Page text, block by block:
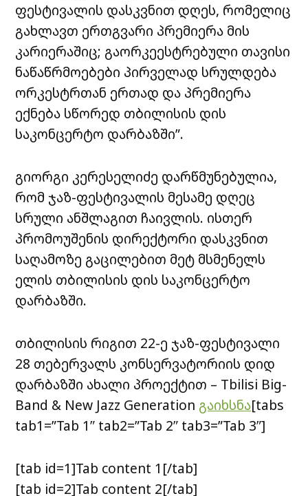
ფესტივალის დასკვნით დღეს, რომელიც
გახლავთ ერთგვარი პრემიერა მის
კარიერაშიც; გაორკეესტრებული თავისი
ნაწაწრმოებები პირველად სრულდება
ორკესტრთან ერთად და პრემიერა
ექნება სწორედ თბილისის დის
საკონცერტო დარბაზში”.
გიორგი კერესელიძე დარწმუნებულია,
რომ ჯაზ-ფესტივალის მესამე დღეც
სრული ანშლაგით ჩაივლის. ისთერ
პრომოუშენის დირექტორი დასკვნით
საღამოზე გაცილებით მეტ მსმენელს
ელის თბილისის დის საკონცერტო
დარბაზში.
თბილისის რიგით 22-ე ჯაზ-ფესტივალი
28 თებერვალს კონსერვატორიის დიდ
დარბაზში ახალი პროექტით – Tbilisi Big-
Band & New Jazz Generation გაიხსნა[tabs
tab1=”Tab 1″ tab2=”Tab 2″ tab3=”Tab 3″]
[tab id=1]Tab content 1[/tab]
[tab id=2]Tab content 2[/tab]